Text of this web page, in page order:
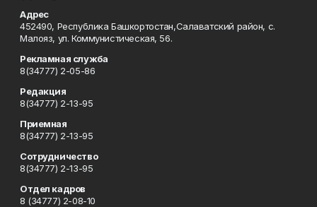
Адрес
452490, Республика Башкортостан,Салаватский район, с.
Малояз, ул. Коммунистическая, 56.
Рекламная служба
8(34777) 2-05-86
Редакция
8(34777) 2-13-95
Приемная
8(34777) 2-13-95
Сотрудничество
8(34777) 2-13-95
Отдел кадров
8 (34777) 2-08-10